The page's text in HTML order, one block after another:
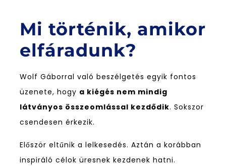
Mi történik, amikor
elfáradunk?
Wolf Gáborral való beszélgetés egyik fontos
üzenete, hogy a kiégés nem mindig
látványos összeomlással kezdődik. Sokszor
csendesen érkezik.
Először eltűnik a lelkesedés. Aztán a korábban
inspiráló célok üresnek kezdenek hatni.